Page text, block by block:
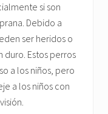
si son
Debido a
ser heridos o
duro. Estos perros
a los niños, pero
a los niños con